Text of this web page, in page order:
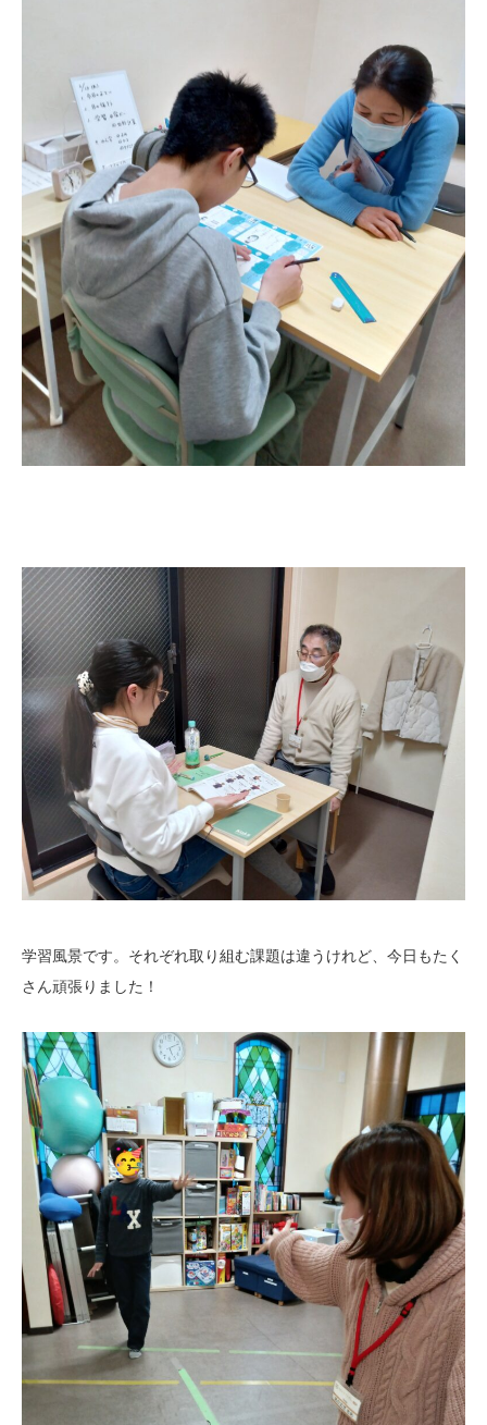
学習風景です。それぞれ取り組む課題は違うけれど、今日もたく
さん頑張りました！